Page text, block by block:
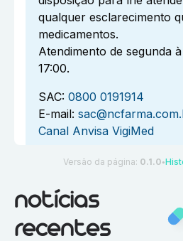
qualquer esclarecimento
medicamentos.
Atendimento de segunda
17:00.
SAC: 0800 0191914
E-mail:
Canal Anvisa VigiMed
Versão da página: 0.1.0 ●
notícias
recentes